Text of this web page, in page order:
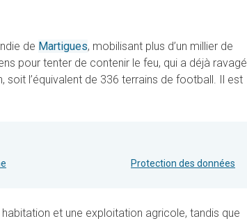
de Martigues, mobilisant plus d’un millier de
pour tenter de contenir le feu, qui a déjà ravagé
soit l’équivalent de 336 terrains de football. Il est
Protection des données
et une exploitation agricole, tandis que